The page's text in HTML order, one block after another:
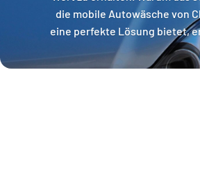
die mobile Autowäsche von
eine perfekte Lösung bietet,
diesem Beitrag.